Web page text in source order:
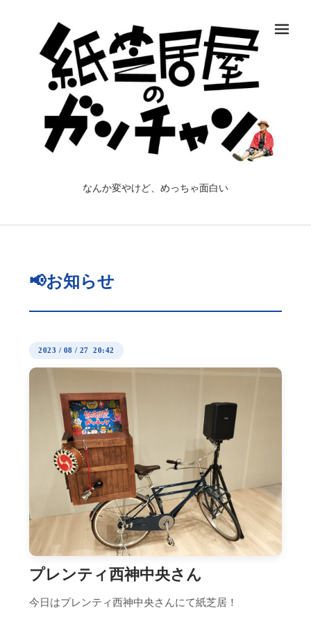
なんか変やけど、めっちゃ面白い
📢お知らせ
2023 / 08 / 27 20:42
プレンティ西神中央さん
今日はプレンティ西神中央さんにて紙芝居！